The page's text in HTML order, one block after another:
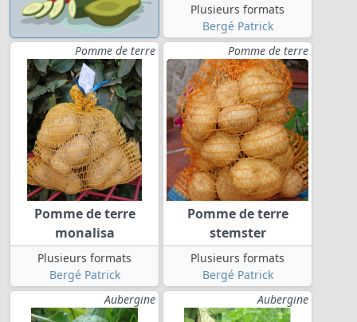
Plusieurs formats
Bergé Patrick
Pomme de terre
Pomme de terre
monalisa
Plusieurs formats
Bergé Patrick
Pomme de terre
Pomme de terre
stemster
Plusieurs formats
Bergé Patrick
Aubergine
Aubergine